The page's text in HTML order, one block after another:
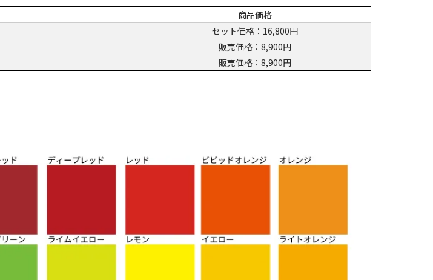
商品価格
セット価格：16,800円
販売価格：8,900円
販売価格：8,900円